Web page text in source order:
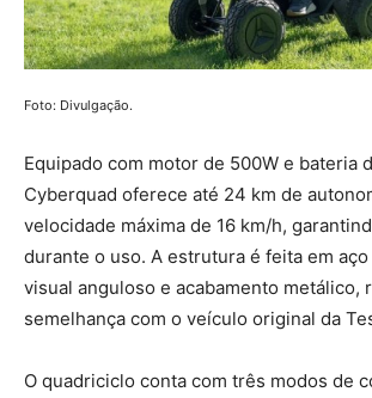
Foto: Divulgação.
Equipado com motor de 500W e bateria
Cyberquad oferece até 24 km de
velocidade máxima de 16 km/h,
durante o uso. A estrutura é feita em
visual anguloso e acabamento metálico,
semelhança com o veículo original da
O quadriciclo conta com três modos de